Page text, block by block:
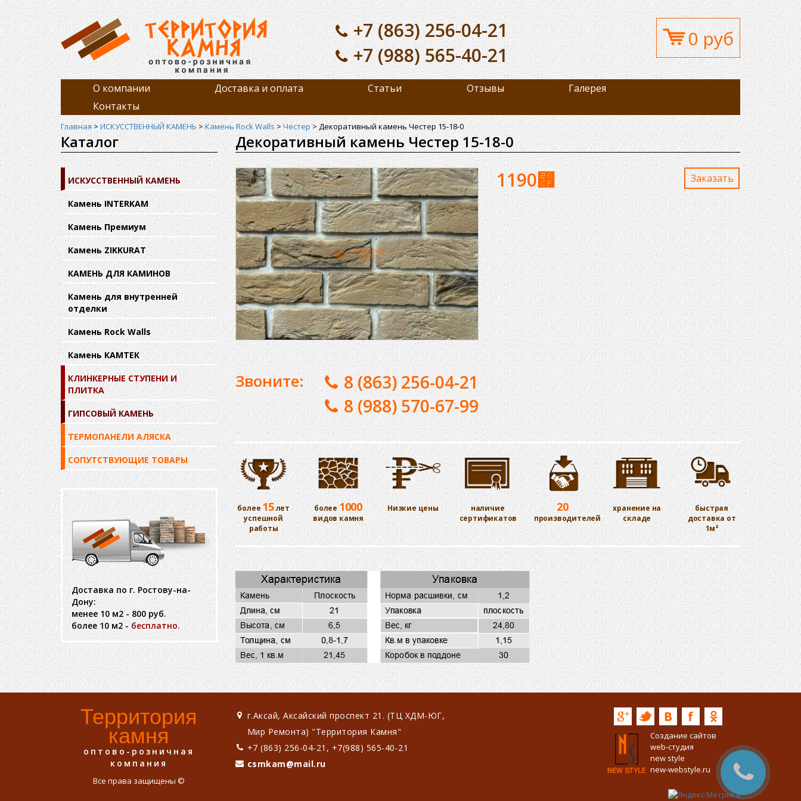
+7 (863) 256-04-21
+7 (988) 565-40-21
0 руб
О компании Доставка и оплата Статьи Отзывы
Галерея
Контакты
Главная>ИСКУССТВЕННЫЙ КАМЕНЬ>Камень Rock Walls>Честер>Декоративный камень Честер 15-18-0
Каталог
ИСКУССТВЕННЫЙ КАМЕНЬ
Камень INTERKAM
Камень Премиум
Камень ZIKKURAT
КАМЕНЬ ДЛЯ КАМИНОВ
Камень для внутренней
отделки
Камень Rock Walls
Камень КАМТЕК
КЛИНКЕРНЫЕ СТУПЕНИ И
ПЛИТКА
ГИПСОВЫЙ КАМЕНЬ
ТЕРМОПАНЕЛИ АЛЯСКА
СОПУТСТВУЮЩИЕ ТОВАРЫ
Доставка по г. Ростову-на-
Дону:
менее 10 м2 - 800 руб.
более 10 м2 -бесплатно.
Декоративный камень Честер 15-18-0
Звоните:
8 (863) 256-04-21
8 (988) 570-67-99
1190⃏ Заказaть
более15лет
успешной
работы
более1000
видов камня
Низкие цены
наличие
сертификатов
20
производителей
хранение на
складе
быстрая
доставка от
1м²
Территория
камня
оптово-розничная
компания
Все права защищены ©
г.Аксай, Аксайский проспект 21. (ТЦ ХДМ-ЮГ,
Мир Ремонта) "Территория Камня"
+7 (863) 256-04-21, +7(988) 565-40-21
csmkam@mail.ru
Создание сайтов
web-студия
new style
new-webstyle.ru